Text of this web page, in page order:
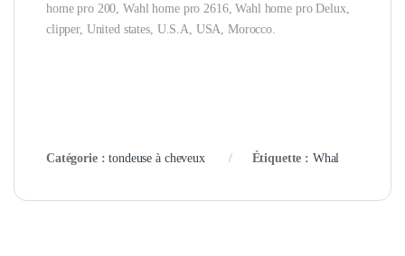
home pro 200, Wahl home pro 2616, Wahl home pro Delux,
clipper, United states, U.S.A, USA, Morocco.
Catégorie :tondeuse à cheveux Étiquette : Whal